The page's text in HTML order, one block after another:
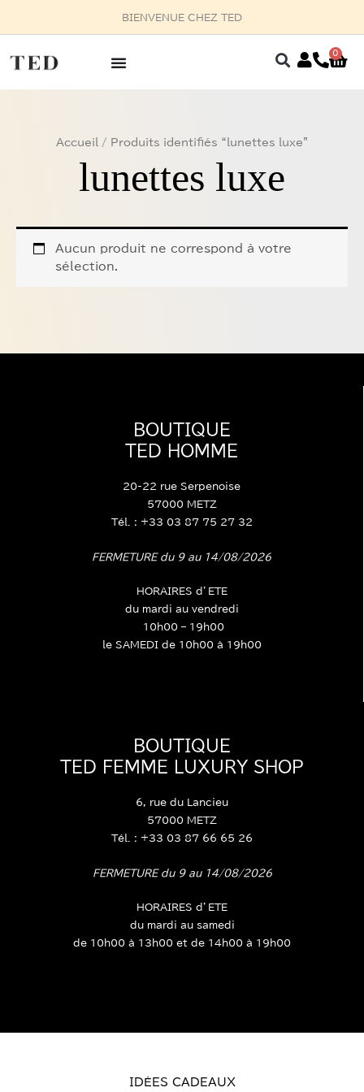
BIENVENUE CHEZ TED
0
Accueil / Produits identifiés “lunettes luxe”
lunettes luxe
Aucun produit ne correspond à votre
sélection.
BOUTIQUE
TED HOMME
20-22 rue Serpenoise
57000 METZ
Tél. : +33 03 87 75 27 32
FERMETURE du 9 au 14/08/2026
HORAIRES d’ETE
du mardi au vendredi
10h00 – 19h00
le SAMEDI de 10h00 à 19h00
BOUTIQUE
TED FEMME LUXURY SHOP
6, rue du Lancieu
57000 METZ
Tél. : +33 03 87 66 65 26
FERMETURE du 9 au 14/08/2026
HORAIRES d’ETE
du mardi au samedi
de 10h00 à 13h00 et de 14h00 à 19h00
IDÉES CADEAUX